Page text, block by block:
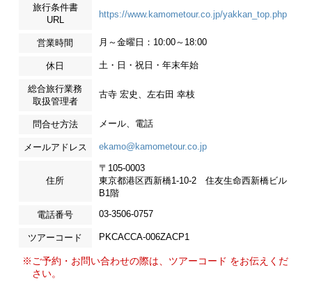
旅行条件書
URL
https://www.kamometour.co.jp/yakkan_top.php
営業時間 月～金曜日：10:00～18:00
休日 土・日・祝日・年末年始
総合旅行業務
取扱管理者
古寺 宏史、左右田 幸枝
問合せ方法 メール、電話
メールアドレス ekamo@kamometour.co.jp
住所
〒105-0003
東京都港区西新橋1-10-2 住友生命西新橋ビル
B1階
電話番号 03-3506-0757
ツアーコード PKCACCA-006ZACP1
※ご予約・お問い合わせの際は、ツアーコード をお伝えくだ
さい。